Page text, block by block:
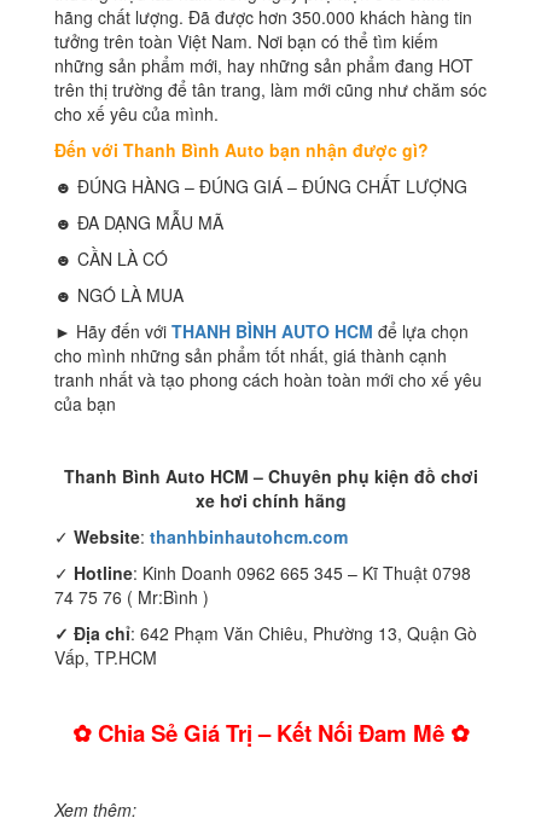
hãng chất lượng. Đã được hơn 350.000 khách hàng tin
tưởng trên toàn Việt Nam. Nơi bạn có thể tìm kiếm
những sản phẩm mới, hay những sản phẩm đang HOT
trên thị trường để tân trang, làm mới cũng như chăm sóc
cho xế yêu của mình.
Đến với Thanh Bình Auto bạn nhận được gì?
☻ ĐÚNG HÀNG – ĐÚNG GIÁ – ĐÚNG CHẤT LƯỢNG
☻ ĐA DẠNG MẪU MÃ
☻ CẦN LÀ CÓ
☻ NGÓ LÀ MUA
► Hãy đến với THANH BÌNH AUTO HCM để lựa chọn
cho mình những sản phẩm tốt nhất, giá thành cạnh
tranh nhất và tạo phong cách hoàn toàn mới cho xế yêu
của bạn
Thanh Bình Auto HCM – Chuyên phụ kiện đồ chơi
xe hơi chính hãng
✓ Website: thanhbinhautohcm.com
✓ Hotline: Kinh Doanh 0962 665 345 – Kĩ Thuật 0798
74 75 76 ( Mr:Bình )
✓ Địa chỉ: 642 Phạm Văn Chiêu, Phường 13, Quận Gò
Vấp, TP.HCM
✿ Chia Sẻ Giá Trị – Kết Nối Đam Mê ✿
Xem thêm: